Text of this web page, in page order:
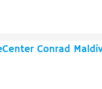
Conrad